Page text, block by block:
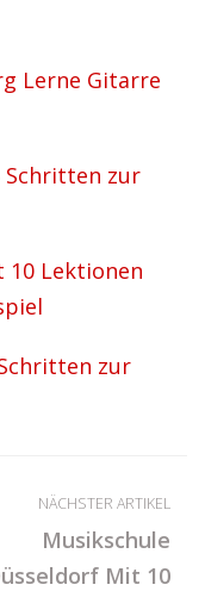
Lerne Gitarre
Schritten zur
10 Lektionen
zur
NÄCHSTER ARTIKEL
Musikschule
Mit 10